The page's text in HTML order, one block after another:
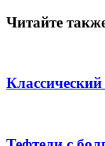
Читайте